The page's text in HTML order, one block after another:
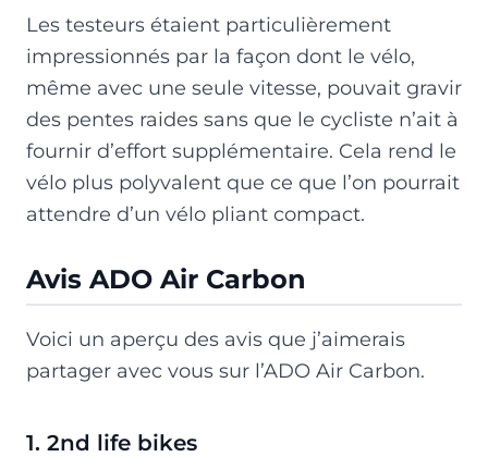
Les testeurs étaient particulièrement
impressionnés par la façon dont le vélo,
même avec une seule vitesse, pouvait gravir
des pentes raides sans que le cycliste n’ait à
fournir d’effort supplémentaire. Cela rend le
vélo plus polyvalent que ce que l’on pourrait
attendre d’un vélo pliant compact.
Avis ADO Air Carbon
Voici un aperçu des avis que j’aimerais
partager avec vous sur l’ADO Air Carbon.
1. 2nd life bikes